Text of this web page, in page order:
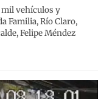
mil vehículos y
Familia, Río Claro,
Felipe Méndez